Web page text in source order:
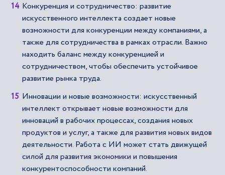
Конкуренция и сотрудничество: развитие
искусственного интеллекта создает новые
возможности для конкуренции между компаниями, а
также для сотрудничества в рамках отрасли. Важно
находить баланс между конкуренцией и
сотрудничеством, чтобы обеспечить устойчивое
развитие рынка труда.
Инновации и новые возможности: искусственный
интеллект открывает новые возможности для
инноваций в рабочих процессах, создания новых
продуктов и услуг, а также для развития новых видов
деятельности. Работа с ИИ может стать движущей
силой для развития экономики и повышения
конкурентоспособности компаний.